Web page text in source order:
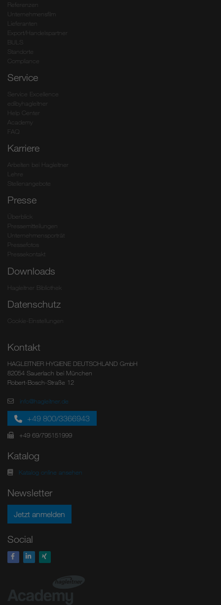
Referenzen
Unternehmensfilm
Lieferanten
Export/Handelspartner
BULS
Standorte
Compliance
Service
Service Excellence
edibyhagleitner
Help Center
Academy
FAQ
Karriere
Arbeiten bei Hagleitner
Lehre
Stellenangebote
Presse
Überblick
Pressemitteilungen
Unternehmensporträt
Pressefotos
Pressekontakt
Downloads
Hagleitner Bibliothek
Datenschutz
Cookie-Einstellungen
Kontakt
HAGLEITNER HYGIENE DEUTSCHLAND GmbH
82054 Sauerlach bei München
Robert-Bosch-Straße 12
info@hagleitner.de
+49 800/3366943
+49 69/795151999
Katalog
Katalog online ansehen
Newsletter
Jetzt anmelden
Social